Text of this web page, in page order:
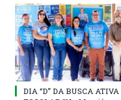
DIA “D” DA BUSCA ATIVA